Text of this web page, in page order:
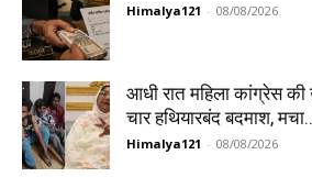
Himalya121 - 08/08/2026
आधी रात महिला कांग्रेस
चार हथियारबंद बदमाश,
Himalya121 - 08/08/2026